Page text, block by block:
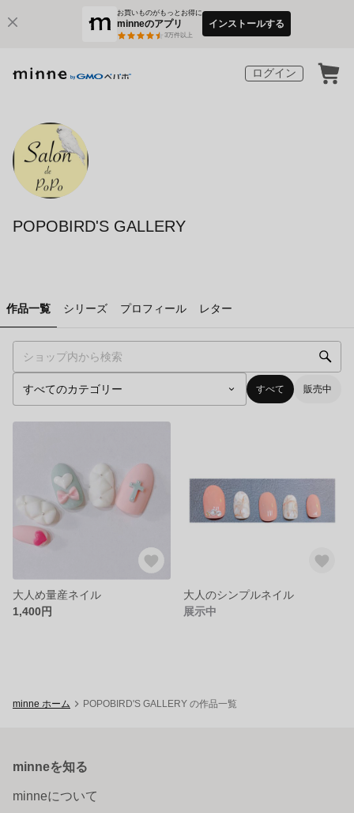
お買いものがもっとお得に
minneのアプリ
3万件以上
インストールする
ログイン
POPOBIRD'S GALLERY
作品一覧 シリーズ プロフィール レター
すべて 販売中
大人め量産ネイル
1,400円
大人のシンプルネイル
展示中
minne ホーム POPOBIRD'S GALLERY の作品一覧
minneを知る
minneについて